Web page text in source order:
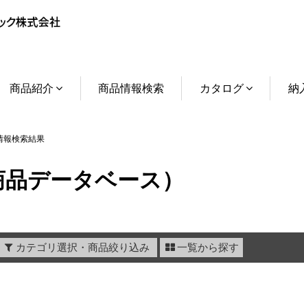
商品紹介 商品情報検索 カタログ 納
検索結果
データベース）
カテゴリ選択・商品絞り込み 一覧から探す